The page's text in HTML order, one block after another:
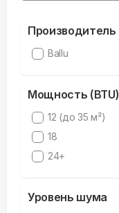
Производитель
Ballu
Мощность (BTU)
12 (до 35 м²)
18
24+
Уровень шума